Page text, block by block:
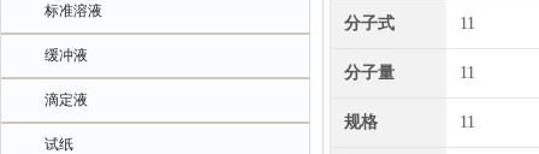
标准溶液
缓冲液
滴定液
试纸
分子式 11
分子量 11
规格 11